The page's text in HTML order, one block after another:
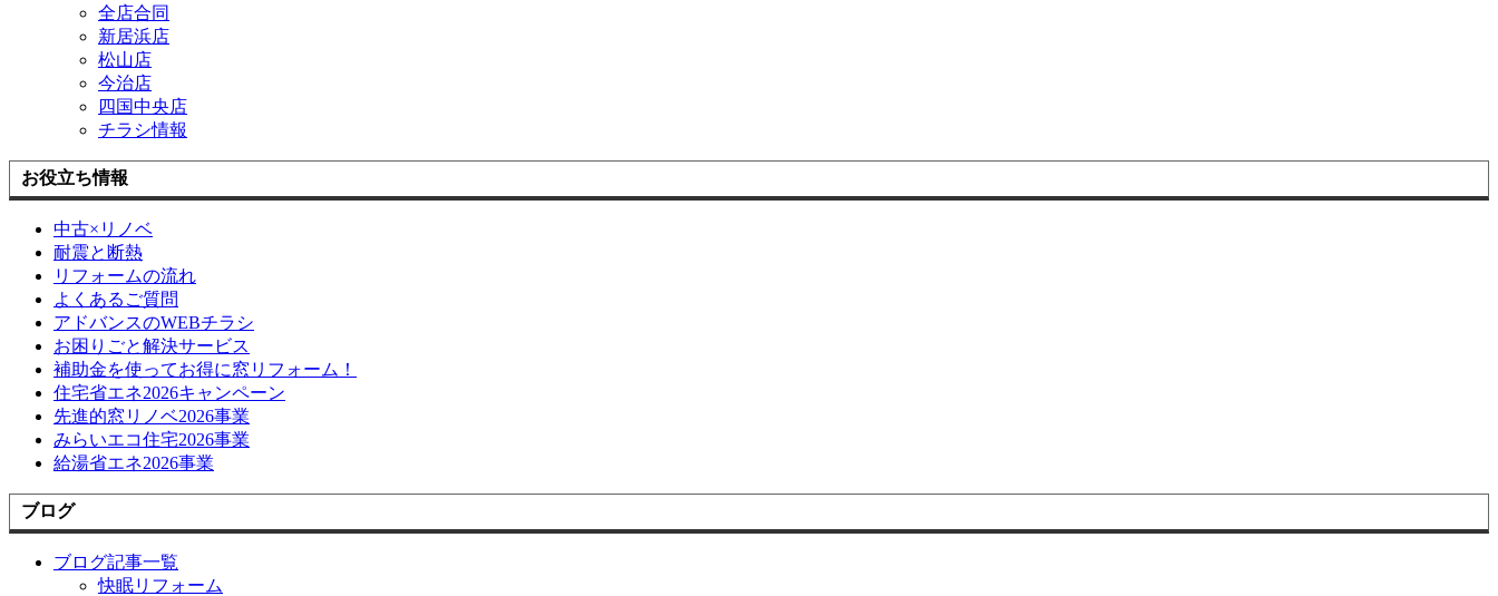
全店合同
新居浜店
松山店
今治店
四国中央店
チラシ情報
お役立ち情報
中古×リノベ
耐震と断熱
リフォームの流れ
よくあるご質問
アドバンスのWEBチラシ
お困りごと解決サービス
補助金を使ってお得に窓リフォーム！
住宅省エネ2026キャンペーン
先進的窓リノベ2026事業
みらいエコ住宅2026事業
給湯省エネ2026事業
ブログ
ブログ記事一覧
快眠リフォーム